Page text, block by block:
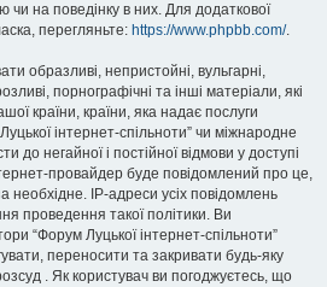
чи на поведінку в них. Для додаткової
перегляньте: https://www.phpbb.com/.
образливі, непристойні, вульгарні,
порнографічні та інші матеріали, які
країни, країни, яка надає послуги
інтернет-спільноти” чи міжнародне
до негайної і постійної відмови у доступі
провайдер буде повідомлений про це,
IP-адреси усіх повідомлень
проведення такої політики. Ви
“Форум Луцької інтернет-спільноти”
переносити та закривати будь-яку
. Як користувач ви погоджуєтесь, що